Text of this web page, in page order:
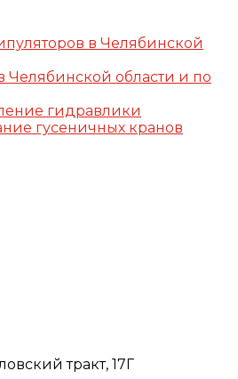
в Челябинской
Челябинской области и по
гидравлики
гусеничных кранов
тракт, 17Г